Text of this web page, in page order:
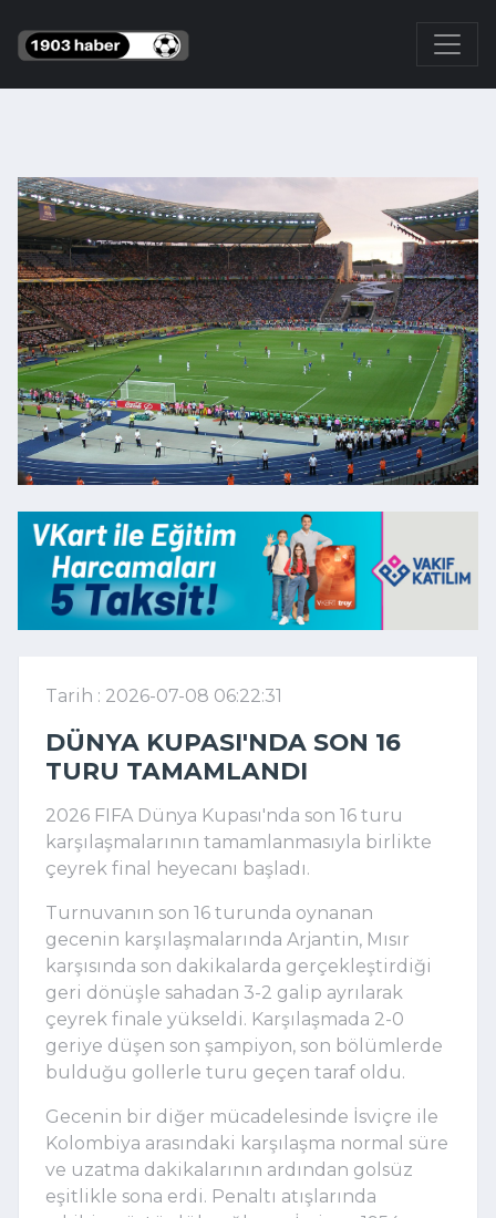
Tarih : 2026-07-08 06:22:31
DÜNYA KUPASI'NDA SON 16
TURU TAMAMLANDI
2026 FIFA Dünya Kupası'nda son 16 turu
karşılaşmalarının tamamlanmasıyla birlikte
çeyrek final heyecanı başladı.
Turnuvanın son 16 turunda oynanan
gecenin karşılaşmalarında Arjantin, Mısır
karşısında son dakikalarda gerçekleştirdiği
geri dönüşle sahadan 3-2 galip ayrılarak
çeyrek finale yükseldi. Karşılaşmada 2-0
geriye düşen son şampiyon, son bölümlerde
bulduğu gollerle turu geçen taraf oldu.
Gecenin bir diğer mücadelesinde İsviçre ile
Kolombiya arasındaki karşılaşma normal süre
ve uzatma dakikalarının ardından golsüz
eşitlikle sona erdi. Penaltı atışlarında